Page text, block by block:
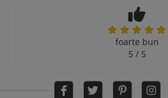
foarte bun
5 / 5